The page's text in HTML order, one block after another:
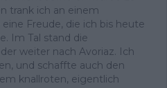
trank ich an einem
Freude, die ich bis heute
Im Tal stand die
weiter nach Avoriaz. Ich
und schaffte auch den
knallroten, eigentlich